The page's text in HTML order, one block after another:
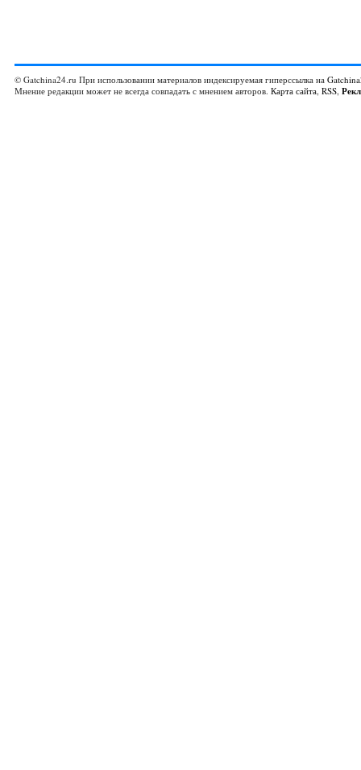
© Gatchina24.ru При использовании материалов индексируемая гиперссылка на
Мнение редакции может не всегда совпадать с мнением авторов. Карта сайта, RSS,